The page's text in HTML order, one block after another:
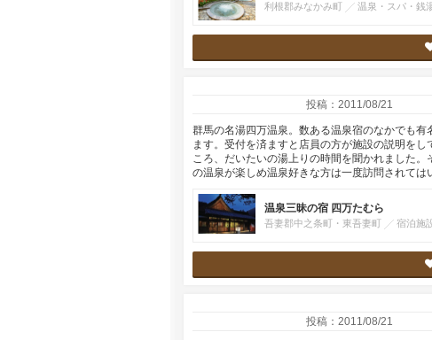
利根郡みなかみ町 温泉・スパ・銭
投稿：2011/08/21
群馬の名湯四万温泉。数ある温泉宿のなかでも
ます。受付を済ますと店員の方が施設の説明を
ころ、だいたいの湯上りの時間を聞かれました
の温泉が楽しめ温泉好きな方は一度訪問されては
温泉三昧の宿 四万たむら
吾妻郡中之条町・東吾妻町 宿泊施
投稿：2011/08/21